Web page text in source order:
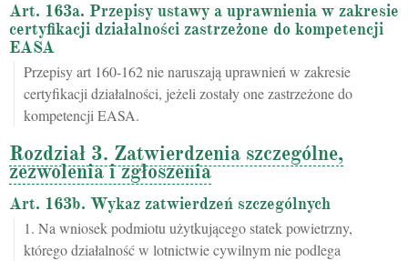
Art. 163a. Przepisy ustawy a uprawnienia w zakresie
certyfikacji działalności zastrzeżone do kompetencji
EASA
Przepisy art 160-162 nie naruszają uprawnień w zakresie
certyfikacji działalności, jeżeli zostały one zastrzeżone do
kompetencji EASA.
Rozdział 3. Zatwierdzenia szczególne,
zezwolenia i zgłoszenia
Art. 163b. Wykaz zatwierdzeń szczególnych
1. Na wniosek podmiotu użytkującego statek powietrzny,
którego działalność w lotnictwie cywilnym nie podlega